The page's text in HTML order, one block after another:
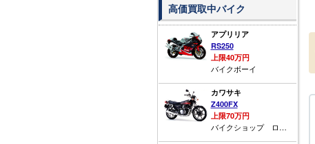
高価買取中バイク
アプリリア
RS250
上限40万円
バイクボーイ
カワサキ
Z400FX
上限70万円
バイクショップ ロード☆スター